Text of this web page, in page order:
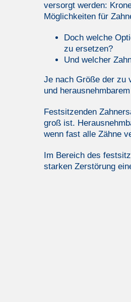
versorgt werden:
Möglichkeiten für
Doch welche
zu ersetzen?
Und welcher
Je nach Größe der zu
und
Festsitzenden
groß ist.
wenn fast alle Zähne
Im Bereich des
starken Zerstörung